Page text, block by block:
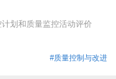
划和质量监控活动评价
#质量控制与改进